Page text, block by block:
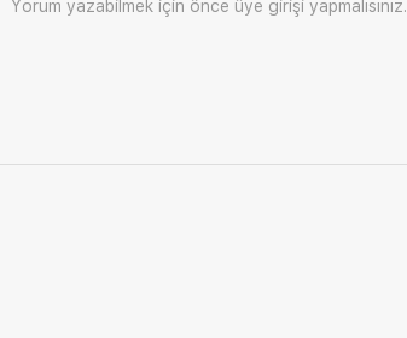
Yorum yazabilmek için önce üye girişi yapmalısınız.